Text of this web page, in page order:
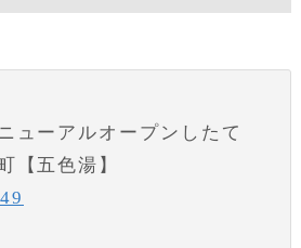
ューアルオープンしたて
【五色湯】